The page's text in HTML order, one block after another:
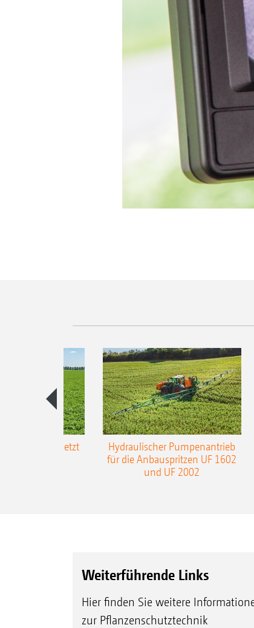
L3-Gestänge jetzt
Hydraulischer Pumpenantrieb
für die Anbauspritzen UF 1602
und UF 2002
Weiterführende Links
Hier finden Sie weitere
zur Pflanzenschutztechnik